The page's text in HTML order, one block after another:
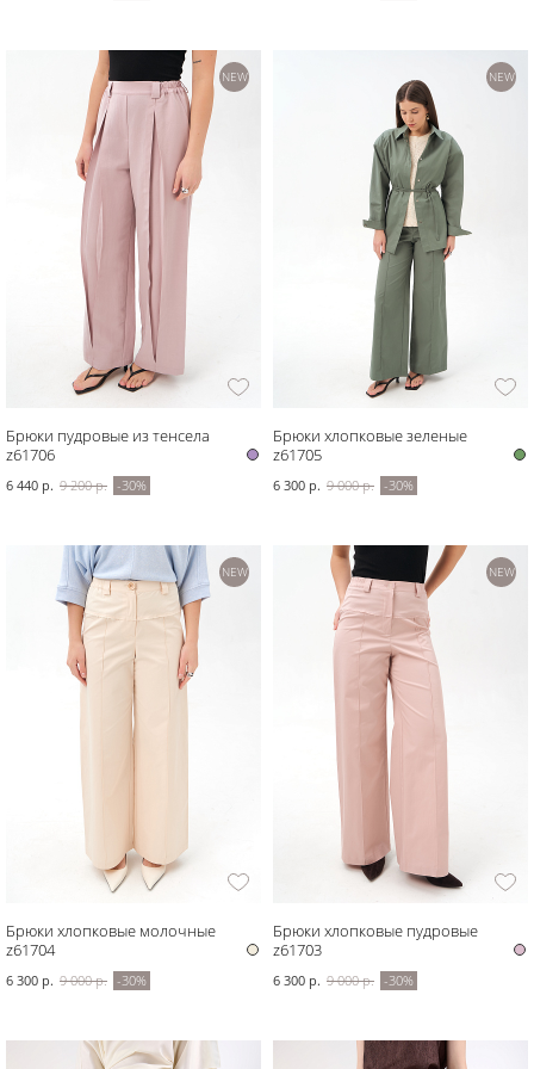
NEW
Брюки пудровые из тенсела
z61706
6 440 р. 9 200 р. -30%
NEW
Брюки хлопковые зеленые
z61705
6 300 р. 9 000 р. -30%
NEW
Брюки хлопковые молочные
z61704
6 300 р. 9 000 р. -30%
NEW
Брюки хлопковые пудровые
z61703
6 300 р. 9 000 р. -30%